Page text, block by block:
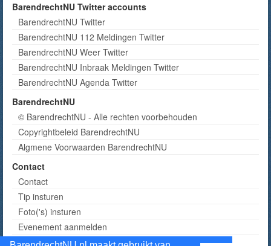
BarendrechtNU Twitter accounts
BarendrechtNU Twitter
BarendrechtNU 112 Meldingen Twitter
BarendrechtNU Weer Twitter
BarendrechtNU Inbraak Meldingen Twitter
BarendrechtNU Agenda Twitter
BarendrechtNU
© BarendrechtNU - Alle rechten voorbehouden
Copyrightbeleid BarendrechtNU
Algmene Voorwaarden BarendrechtNU
Contact
Contact
Tip insturen
Foto('s) insturen
Evenement aanmelden
Informatie aanvragen adverteren